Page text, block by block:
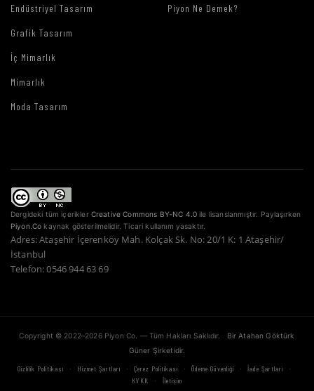
Endüstriyel Tasarım
Grafik Tasarım
İç Mimarlık
Mimarlık
Moda Tasarım
Piyon Ne Demek?
Dergideki tüm içerikler Creative Commons BY-NC 4.0 ile lisanslanmıştır. Paylaşırken
Piyon.Co kaynak gösterilmelidir. Ticari kullanım yasaktır.
Adres: Ataşehir İçerenköy Mah. Kolçak Sk. No: 20/1 K: 1 Ataşehir/
İstanbul
Telefon: 0546 944 63 69
Copyright © 2022–2026 Piyon Co. — Tüm Hakları Saklıdır.
Bir Atahan Göktürk
Güner Şirketidir.
Gizlilik Politikası · Hizmet Şartları · Çerez Politikası · Ödeme Güvenliği · İade Şartları ·
KVKK · İletişim